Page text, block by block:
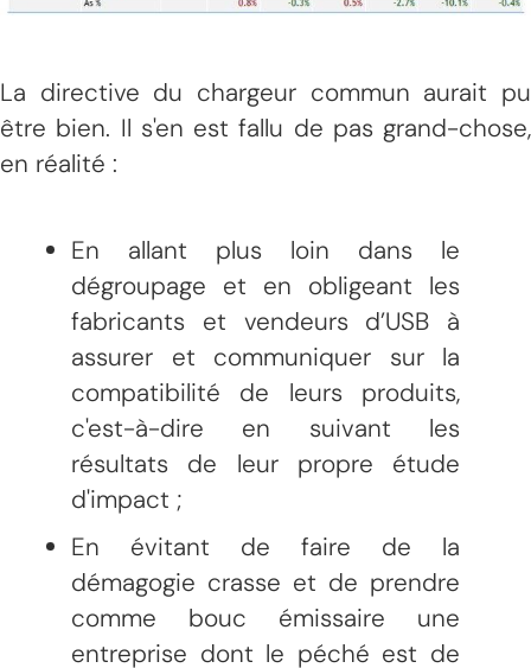
La directive du chargeur commun aurait pu
être bien. Il s'en est fallu de pas grand-chose,
en réalité :
En allant plus loin dans le
dégroupage et en obligeant les
fabricants et vendeurs d’USB à
assurer et communiquer sur la
compatibilité de leurs produits,
c'est-à-dire en suivant les
résultats de leur propre étude
d'impact ;
En évitant de faire de la
démagogie crasse et de prendre
comme bouc émissaire une
entreprise dont le péché est de